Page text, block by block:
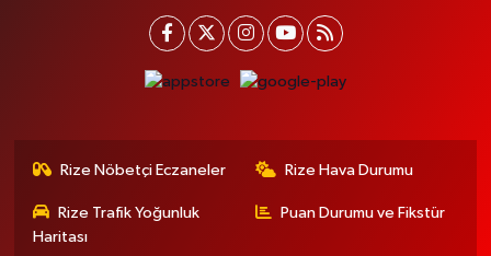
Rize Nöbetçi Eczaneler Rize Hava Durumu
Rize Trafik Yoğunluk
Haritası
Puan Durumu ve Fikstür